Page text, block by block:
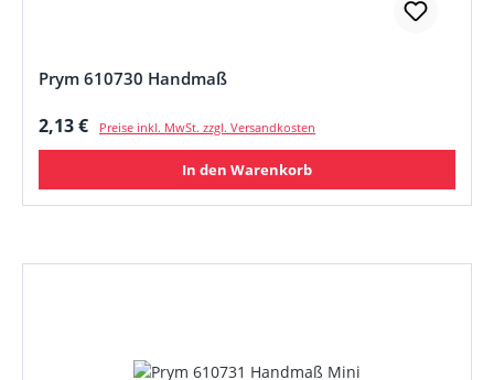
Prym 610730 Handmaß
Regulärer Preis:
2,13 € Preise inkl. MwSt. zzgl. Versandkosten
In den Warenkorb